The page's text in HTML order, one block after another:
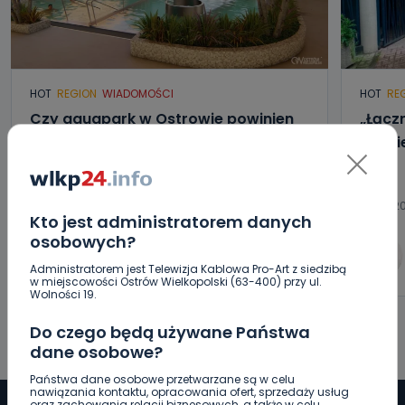
Kto jest administratorem danych
osobowych?
Administratorem jest Telewizja Kablowa Pro-Art z siedzibą
w miejscowości Ostrów Wielkopolski (63-400) przy ul.
Wolności 19.
Do czego będą używane Państwa
dane osobowe?
Państwa dane osobowe przetwarzane są w celu
nawiązania kontaktu, opracowania ofert, sprzedaży usług
HOT REGION WIADOMOŚCI
Czy aquapark w Ostrowie powinien
Arleta Zeidler
HOT